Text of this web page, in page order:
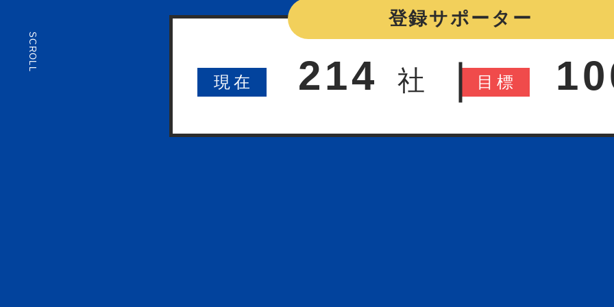
現在 214 社 目 標
SCROLL